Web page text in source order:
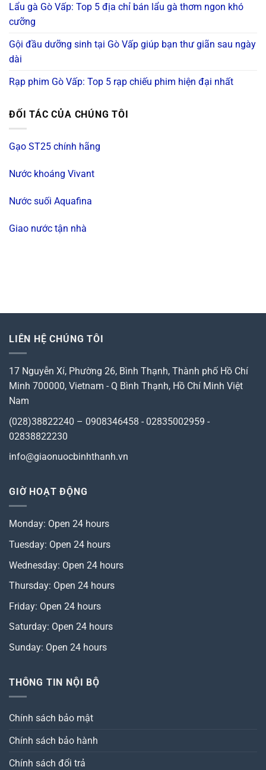
Lẩu gà Gò Vấp: Top 5 địa chỉ bán lẩu gà thơm ngon khó
cưỡng
Gội đầu dưỡng sinh tại Gò Vấp giúp bạn thư giãn sau ngày
dài
Rạp phim Gò Vấp: Top 5 rạp chiếu phim hiện đại nhất
ĐỐI TÁC CỦA CHÚNG TÔI
Gạo ST25 chính hãng
Nước khoáng Vivant
Nước suối Aquafina
Giao nước tận nhà
LIÊN HỆ CHÚNG TÔI
17 Nguyễn Xí, Phường 26, Bình Thạnh, Thành phố Hồ Chí
Minh 700000, Vietnam - Q Bình Thạnh, Hồ Chí Minh Việt
Nam
(028)38822240 – 0908346458 - 02835002959 -
02838822230
info@giaonuocbinhthanh.vn
GIỜ HOẠT ĐỘNG
Monday: Open 24 hours
Tuesday: Open 24 hours
Wednesday: Open 24 hours
Thursday: Open 24 hours
Friday: Open 24 hours
Saturday: Open 24 hours
Sunday: Open 24 hours
THÔNG TIN NỘI BỘ
Chính sách bảo mật
Chính sách bảo hành
Chính sách đổi trả